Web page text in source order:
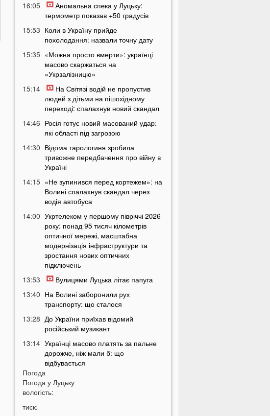
16:05
Аномальна спека у Луцьку:
термометр показав +50 градусів
15:53 Коли в Україну прийде
похолодання: назвали точну дату
15:35 «Можна просто вмерти»: українці
масово скаржаться на
«Укрзалізницю»
15:14
На Світязі водій не пропустив
людей з дітьми на пішохідному
переході: спалахнув новий скандал
14:46 Росія готує новий масований удар:
які області під загрозою
14:30 Відома тарологиня зробила
тривожне передбачення про війну в
Україні
14:15 «Не зупинився перед кортежем»: на
Волині спалахнув скандал через
водія автобуса
14:00 Укртелеком у першому півріччі 2026
року: понад 95 тисяч кілометрів
оптичної мережі, масштабна
модернізація інфраструктури та
зростання нових оптичних
підключень
13:53
Вулицями Луцька літає папуга
13:40 На Волині заборонили рух
транспорту: що сталося
13:28 До України приїхав відомий
російський музикант
13:14 Українці масово платять за пальне
дорожче, ніж мали б: що
відбувається
12:45 Українців попередили про
повернення графіків відключень
світла
12:26
Погода
Погода у Луцьку
вологість:
тиск: